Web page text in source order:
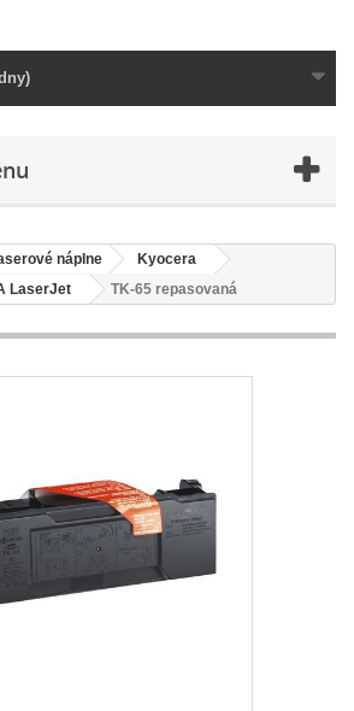
náplne
Kyocera
LaserJet
TK-65 repasovaná